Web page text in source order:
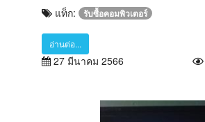
แท็ก:
รับซื้อคอมพิวเตอร์
อ่านต่อ...
27 มีนาคม 2566